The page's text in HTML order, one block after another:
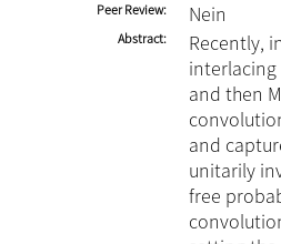
Peer Review Nein
Abstract
Recently,
interlacing
and then
and
unitarily
free